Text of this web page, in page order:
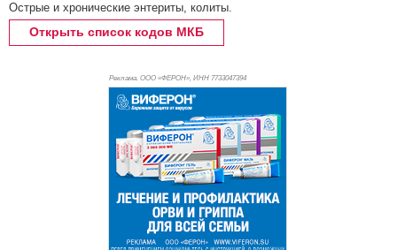
Острые и хронические энтериты, колиты.
Открыть список кодов МКБ
Реклама. ООО «ФЕРОН», ИНН 7733047394